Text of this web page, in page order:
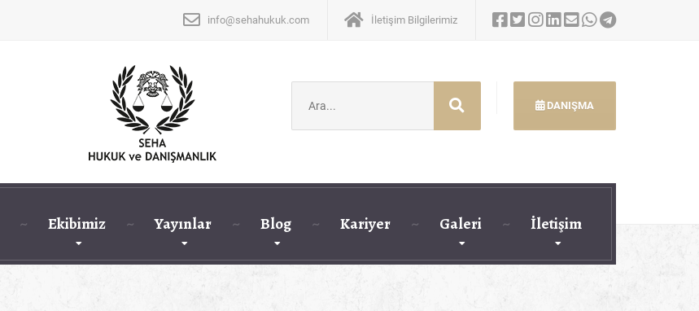
info@sehahukuk.com İletişim Bilgilerimiz
ara:
DANIŞMA
Ekibimiz Yayınlar Blog Kariyer Galeri İletişim